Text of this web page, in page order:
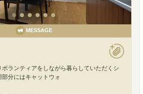
MESSAGE
ランティアをしながら暮らしていただくシ
分にはキャットウォ